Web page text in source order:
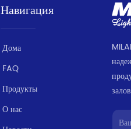
Навигация
Дома
FAQ
Продукты
О нас